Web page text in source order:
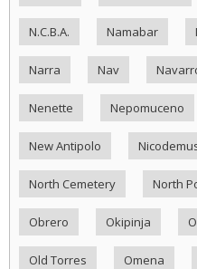
N.C.B.A. Namabar
Narra Nav
Nenette Nepomuceno
New Antipolo
North Cemetery North
Obrero Okipinja
Old Torres Omena